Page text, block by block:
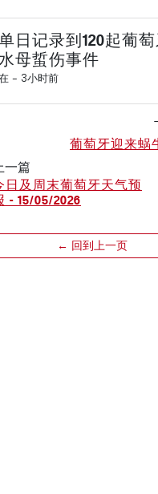
日记录到120起葡
母蜇伤事件
- 3小时前
葡萄牙迎来蜗
一篇
日及周末葡萄牙天气预
- 15/05/2026
← 回到上一页